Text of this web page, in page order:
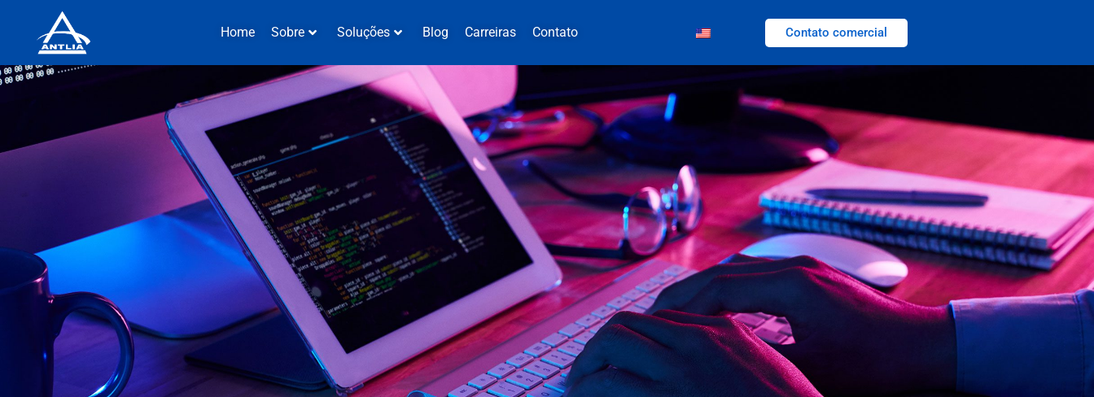
Home Sobre Soluções Blog Carreiras Contato Contato comercial